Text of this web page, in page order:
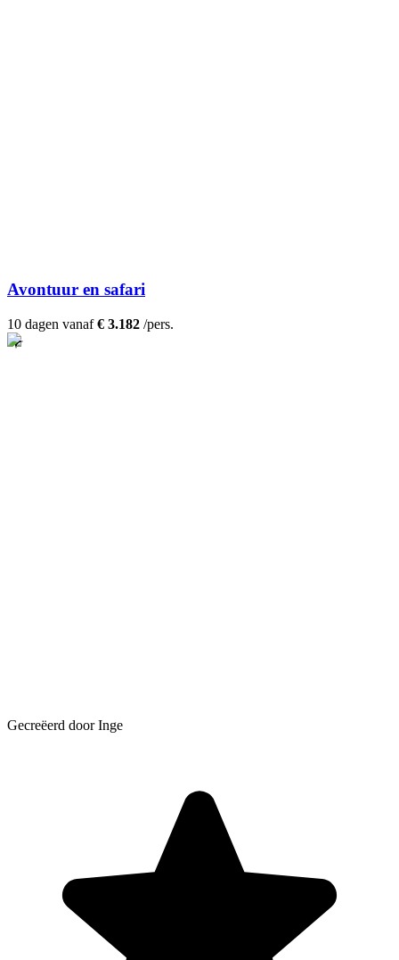
Avontuur en safari
10 dagen vanaf€ 3.182 /pers.
Gecreëerd door Inge